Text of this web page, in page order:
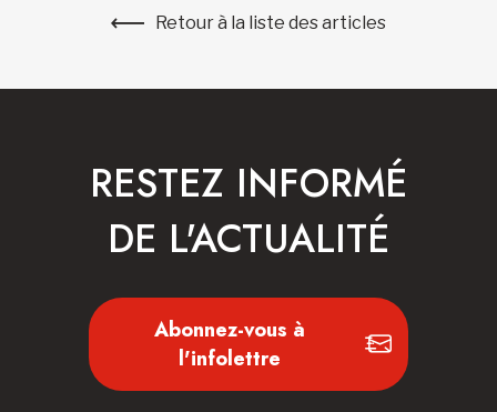
Retour à la liste des articles
RESTEZ INFORMÉ
DE L'ACTUALITÉ
Abonnez-vous à
l'infolettre